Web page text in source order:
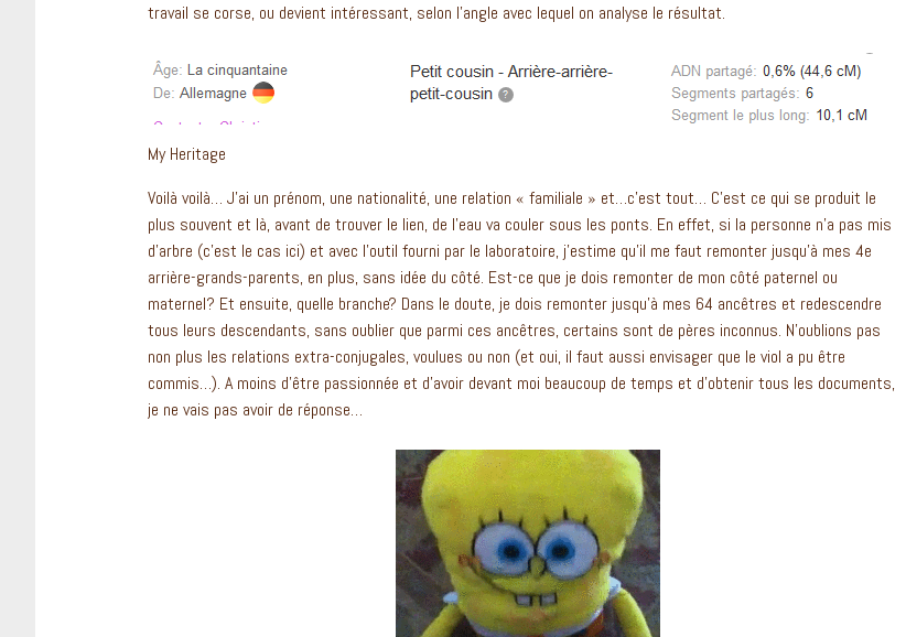
travail se corse, ou devient intéressant, selon l’angle avec lequel on analyse le résultat.
My Heritage
Voilà voilà… J’ai un prénom, une nationalité, une relation « familiale » et…c’est tout… C’est ce qui se produit le
plus souvent et là, avant de trouver le lien, de l’eau va couler sous les ponts. En effet, si la personne n’a pas mis
d’arbre (c’est le cas ici) et avec l’outil fourni par le laboratoire, j’estime qu’il me faut remonter jusqu’à mes 4e
arrière-grands-parents, en plus, sans idée du côté. Est-ce que je dois remonter de mon côté paternel ou
maternel? Et ensuite, quelle branche? Dans le doute, je dois remonter jusqu’à mes 64 ancêtres et redescendre
tous leurs descendants, sans oublier que parmi ces ancêtres, certains sont de pères inconnus. N’oublions pas
non plus les relations extra-conjugales, voulues ou non (et oui, il faut aussi envisager que le viol a pu être
commis…). A moins d’être passionnée et d’avoir devant moi beaucoup de temps et d’obtenir tous les documents,
je ne vais pas avoir de réponse…